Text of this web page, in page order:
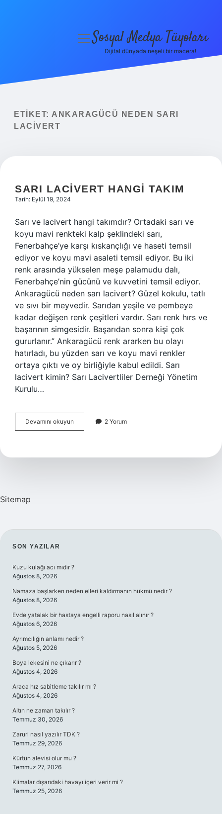
Yasal Uyarı
menüyüSosyal Medya Tüyoları
Dijital dünyada neşeli bir macera!
ETIKET: ANKARAGÜCÜ NEDEN SARI
LACIVERT
SARI LACIVERT HANGI TAKIM
Tarih: Eylül 19, 2024
Sarı ve lacivert hangi takımdır? Ortadaki sarı ve
koyu mavi renkteki kalp şeklindeki sarı,
Fenerbahçe’ye karşı kıskançlığı ve haseti temsil
ediyor ve koyu mavi asaleti temsil ediyor. Bu iki
renk arasında yükselen meşe palamudu dalı,
Fenerbahçe’nin gücünü ve kuvvetini temsil ediyor.
Ankaragücü neden sarı lacivert? Güzel kokulu, tatlı
ve sıvı bir meyvedir. Sarıdan yeşile ve pembeye
kadar değişen renk çeşitleri vardır. Sarı renk hırs ve
başarının simgesidir. Başarıdan sonra kişi çok
gururlanır.” Ankaragücü renk ararken bu olayı
hatırladı, bu yüzden sarı ve koyu mavi renkler
ortaya çıktı ve oy birliğiyle kabul edildi. Sarı
lacivert kimin? Sarı Lacivertliler Derneği Yönetim
Kurulu…
Devamını okuyun
Lacivert
2 Yorum
Sitemap
SIDEBAR
SON YAZILAR
Kuzu kulağı acı mıdır ?
Ağustos 8, 2026
Namaza başlarken neden elleri kaldırmanın hükmü nedir ?
Ağustos 8, 2026
Evde yatalak bir hastaya engelli raporu nasıl alınır ?
Ağustos 6, 2026
Ayrımcılığın anlamı nedir ?
Ağustos 5, 2026
Boya lekesini ne çıkarır ?
Ağustos 4, 2026
Araca hız sabitleme takılır mı ?
Ağustos 4, 2026
Altın ne zaman takılır ?
Temmuz 30, 2026
Zaruri nasıl yazılır TDK ?
Temmuz 29, 2026
Kürtün alevisi olur mu ?
Temmuz 27, 2026
Klimalar dışarıdaki havayı içeri verir mi ?
Temmuz 25, 2026